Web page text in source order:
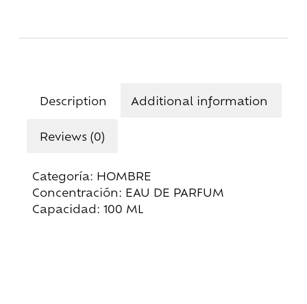
Description Additional information
Reviews (0)
Categoría: HOMBRE
Concentración: EAU DE PARFUM
Capacidad: 100 ML